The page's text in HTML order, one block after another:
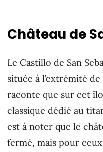
Château de
Le Castillo de San
située à l’extrémité
raconte que sur cet
classique dédié au
est à noter que le
fermé, mais pour